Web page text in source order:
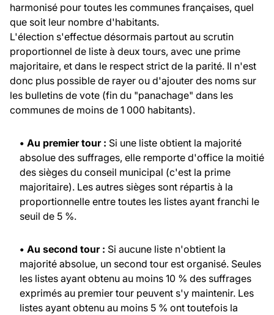
harmonisé pour toutes les communes françaises, quel
que soit leur nombre d'habitants.
L'élection s'effectue désormais partout au scrutin
proportionnel de liste à deux tours, avec une prime
majoritaire, et dans le respect strict de la parité. Il n'est
donc plus possible de rayer ou d'ajouter des noms sur
les bulletins de vote (fin du "panachage" dans les
communes de moins de 1 000 habitants).
• Au premier tour : Si une liste obtient la majorité
absolue des suffrages, elle remporte d'office la moitié
des sièges du conseil municipal (c'est la prime
majoritaire). Les autres sièges sont répartis à la
proportionnelle entre toutes les listes ayant franchi le
seuil de 5 %.
• Au second tour : Si aucune liste n'obtient la
majorité absolue, un second tour est organisé. Seules
les listes ayant obtenu au moins 10 % des suffrages
exprimés au premier tour peuvent s'y maintenir. Les
listes ayant obtenu au moins 5 % ont toutefois la